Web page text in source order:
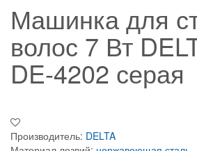
Машинка для
волос 7 Вт
DE-4202 серая
Производитель: DELTA